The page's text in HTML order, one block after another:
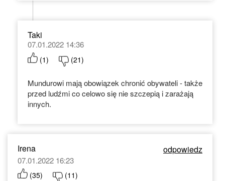
Taki
07.01.2022 14:36
(1) (21)
Mundurowi mają obowiązek chronić obywateli - także
przed ludźmi co celowo się nie szczepią i zarażają
innych.
Irena odpowiedz
07.01.2022 16:23
(35) (11)